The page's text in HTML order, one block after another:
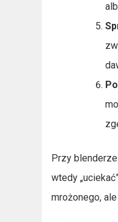
Przy
wtedy
mrożonego,